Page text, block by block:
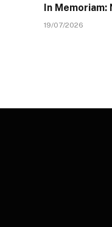
In Memoriam:
19/07/2026